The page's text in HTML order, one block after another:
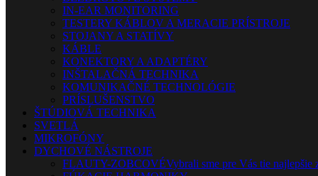
IN-EAR MONITORING
TESTERY KÁBLOV A MERACIE PRÍSTROJE
STOJANY A STATÍVY
KÁBLE
KONEKTORY A ADAPTÉRY
INŠTALAČNÁ TECHNIKA
KOMUNIKAČNÉ TECHNOLÓGIE
PRÍSLUŠENSTVO
ŠTÚDIOVÁ TECHNIKA
SVETLÁ
MIKROFÓNY
DYCHOVÉ NÁSTROJE
FLAUTY-ZOBCOVÉVybrali sme pre Vás tie